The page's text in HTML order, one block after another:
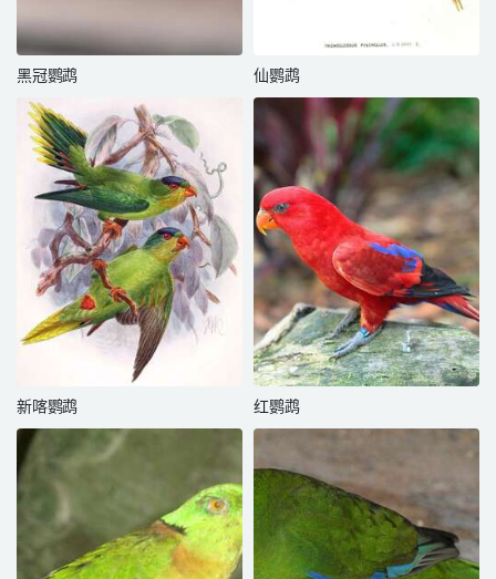
黑冠鹦鹉 仙鹦鹉
新喀鹦鹉 红鹦鹉